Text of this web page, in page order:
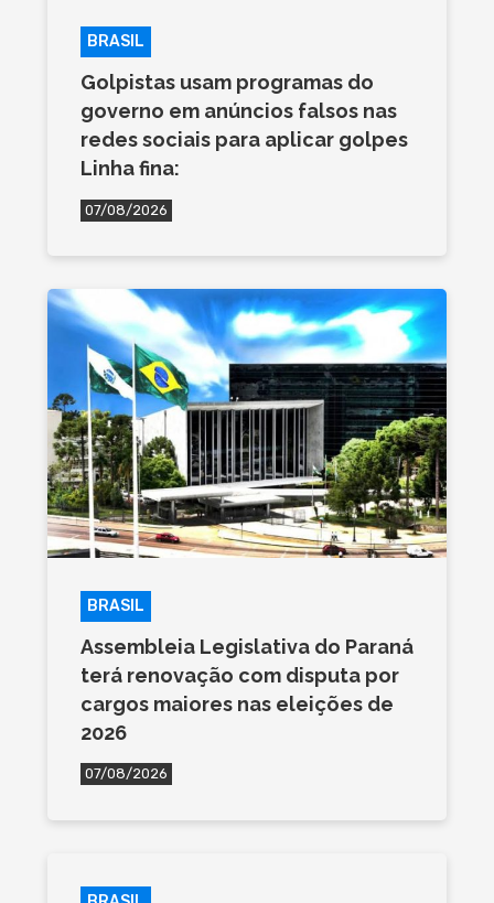
BRASIL
Golpistas usam programas do
governo em anúncios falsos nas
redes sociais para aplicar golpes
Linha fina:
07/08/2026
BRASIL
Assembleia Legislativa do Paraná
terá renovação com disputa por
cargos maiores nas eleições de
2026
07/08/2026